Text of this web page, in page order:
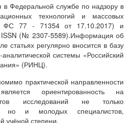
в Федеральной службе по надзору в
технологий и массовых
77 - 71354 от 17.10.2017) и
(№ 2307-5589).Информация об
статьях регулярно вносится в базу
системы «Российский
(РИНЦ).
практической направленности
ориентированность на
исследований не только
но и молодых специалистов,
учёной степени.